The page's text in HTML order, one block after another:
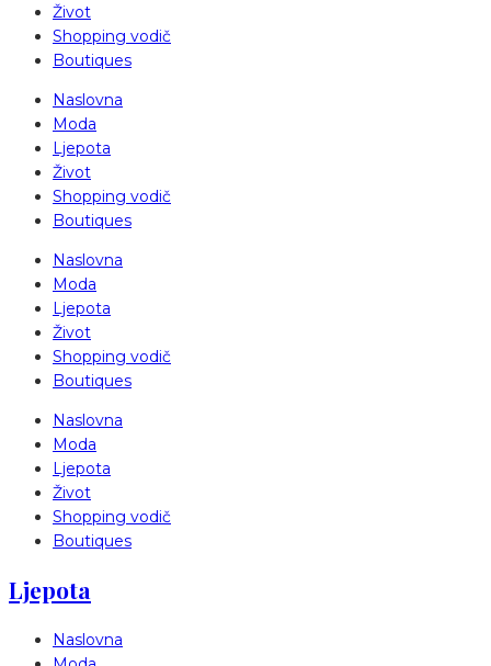
Život
Shopping vodič
Boutiques
Naslovna
Moda
Ljepota
Život
Shopping vodič
Boutiques
Naslovna
Moda
Ljepota
Život
Shopping vodič
Boutiques
Naslovna
Moda
Ljepota
Život
Shopping vodič
Boutiques
Ljepota
Naslovna